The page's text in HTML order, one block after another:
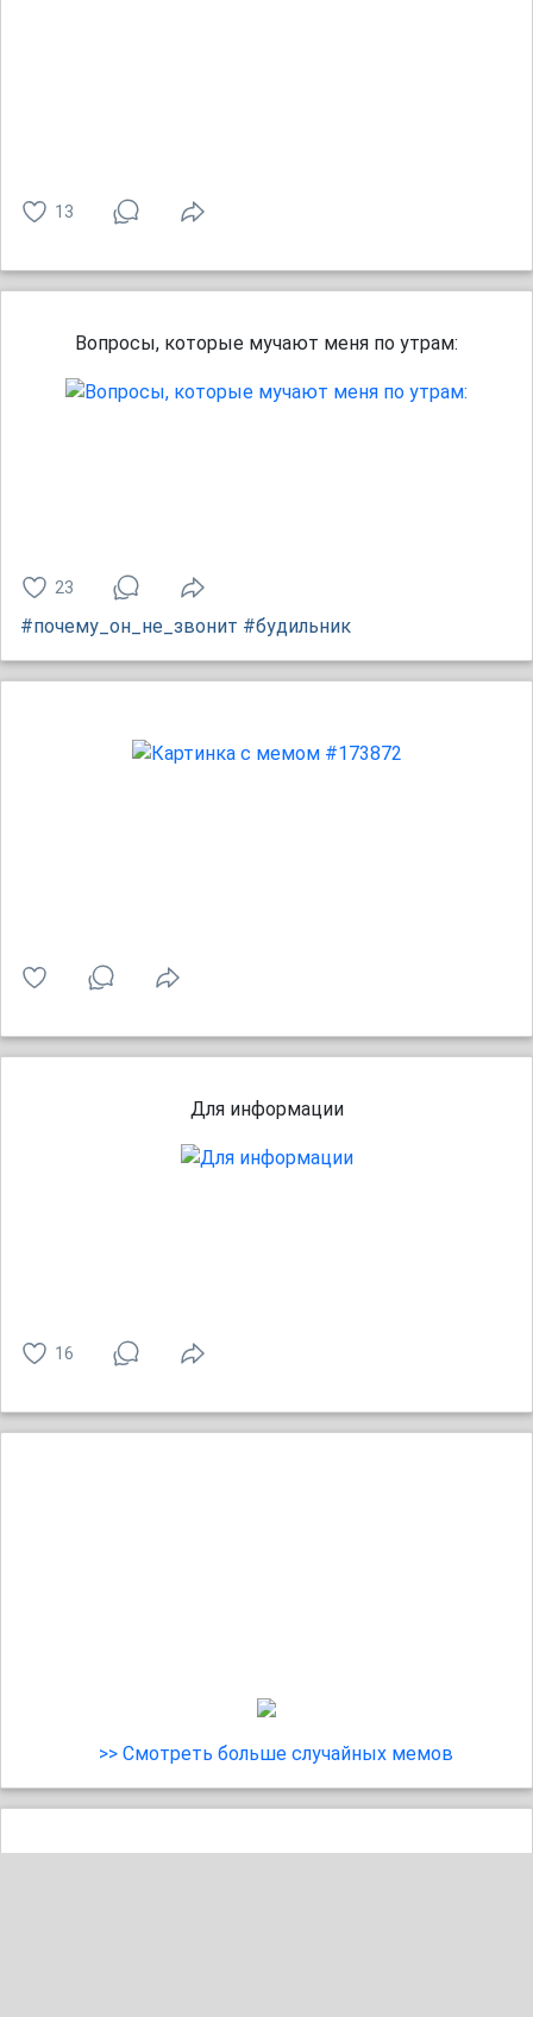
13
Вопросы, которые мучают меня по утрам:
23
#почему_он_не_звонит #будильник
Для информации
16
>> Смотреть больше случайных мемов